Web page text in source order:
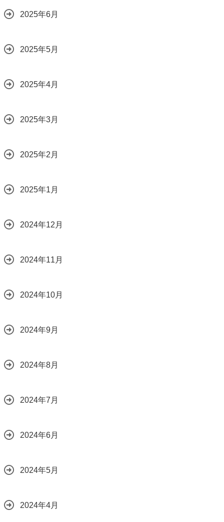
2025年6月
2025年5月
2025年4月
2025年3月
2025年2月
2025年1月
2024年12月
2024年11月
2024年10月
2024年9月
2024年8月
2024年7月
2024年6月
2024年5月
2024年4月